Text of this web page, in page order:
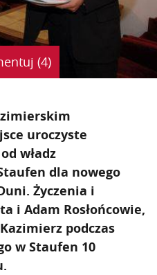
(4)
uroczyste
władz
dla nowego
Życzenia i
i Adam Rosłońcowie,
podczas
w Staufen 10